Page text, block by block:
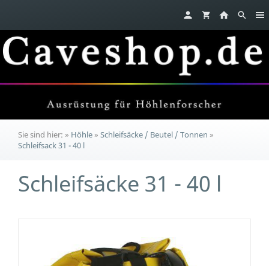
Sie sind hier: » Höhle» Schleifsäcke / Beutel / Tonnen »
Schleifsack 31 - 40 l
Schleifsäcke 31 - 40 l